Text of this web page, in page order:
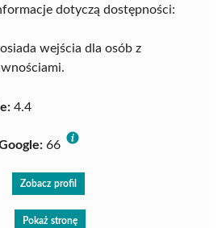
dotyczą dostępności:
wejścia dla osób z
4.4
66
Zobacz profil
Pokaż stronę